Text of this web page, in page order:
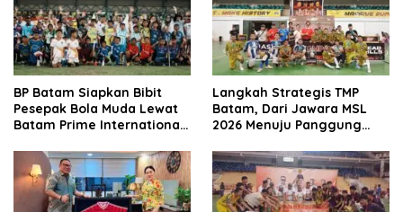
BP Batam Siapkan Bibit
Pesepak Bola Muda Lewat
Batam Prime International
Langkah Strategis TMP
Batam, Dari Jawara MSL
2026 Menuju Panggung